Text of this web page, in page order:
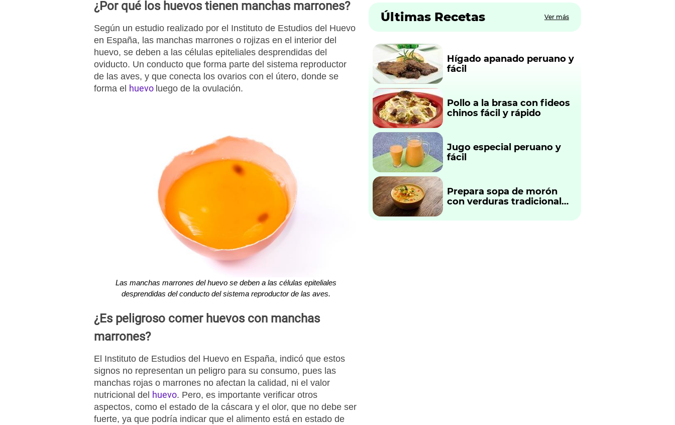
¿Por qué los huevos tienen manchas marrones?
Según un estudio realizado por el Instituto de Estudios del Huevo
en España, las manchas marrones o rojizas en el interior del
huevo, se deben a las células epiteliales desprendidas del
oviducto. Un conducto que forma parte del sistema reproductor
de las aves, y que conecta los ovarios con el útero, donde se
forma el huevo luego de la ovulación.
Las manchas marrones del huevo se deben a las células epiteliales
desprendidas del conducto del sistema reproductor de las aves.
¿Es peligroso comer huevos con manchas
marrones?
El Instituto de Estudios del Huevo en España, indicó que estos
signos no representan un peligro para su consumo, pues las
manchas rojas o marrones no afectan la calidad, ni el valor
nutricional del huevo. Pero, es importante verificar otros
aspectos, como el estado de la cáscara y el olor, que no debe ser
fuerte, ya que podría indicar que el alimento está en estado de
Últimas Recetas Ver más
Hígado apanado peruano y
fácil
Pollo a la brasa con fideos
chinos fácil y rápido
Jugo especial peruano y
fácil
Prepara sopa de morón
con verduras tradicional